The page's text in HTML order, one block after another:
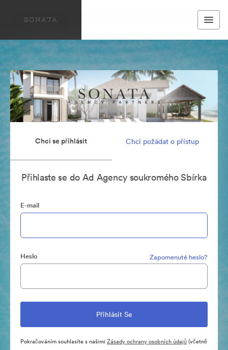
Chci se přihlásit Chci požádat o přístup
Přihlaste se do Ad Agency soukromého Sbírka
E-mail
Heslo Zapomenuté heslo?
Pokračováním souhlasíte s našimi Zásady ochrany osobních údajů(včetně